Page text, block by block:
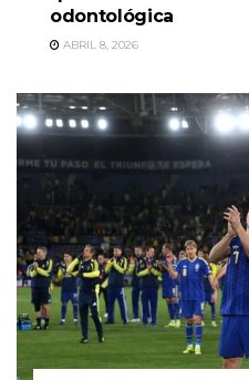
odontológica
ABRIL 8, 2026